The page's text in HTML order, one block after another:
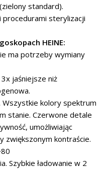
standard).
sterylizacji
HEINE:
ma potrzeby wymiany
jaśniejsze niż
kolory spektrum
stanie. Czerwone detale
umożliwiając
zwiększonym kontraście.
Szybkie ładowanie w 2